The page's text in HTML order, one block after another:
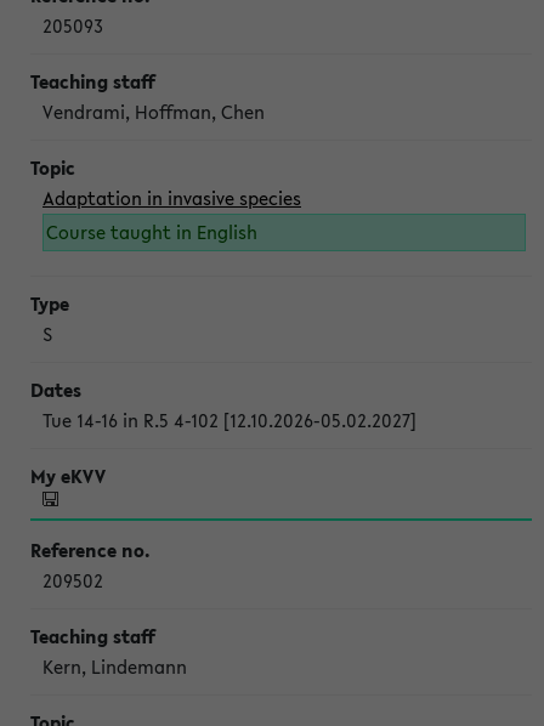
205093
Vendrami, Hoffman, Chen
Adaptation in invasive species
Course taught in English
S
Tue 14-16 in R.5 4-102 [12.10.2026-05.02.2027]
209502
Kern, Lindemann